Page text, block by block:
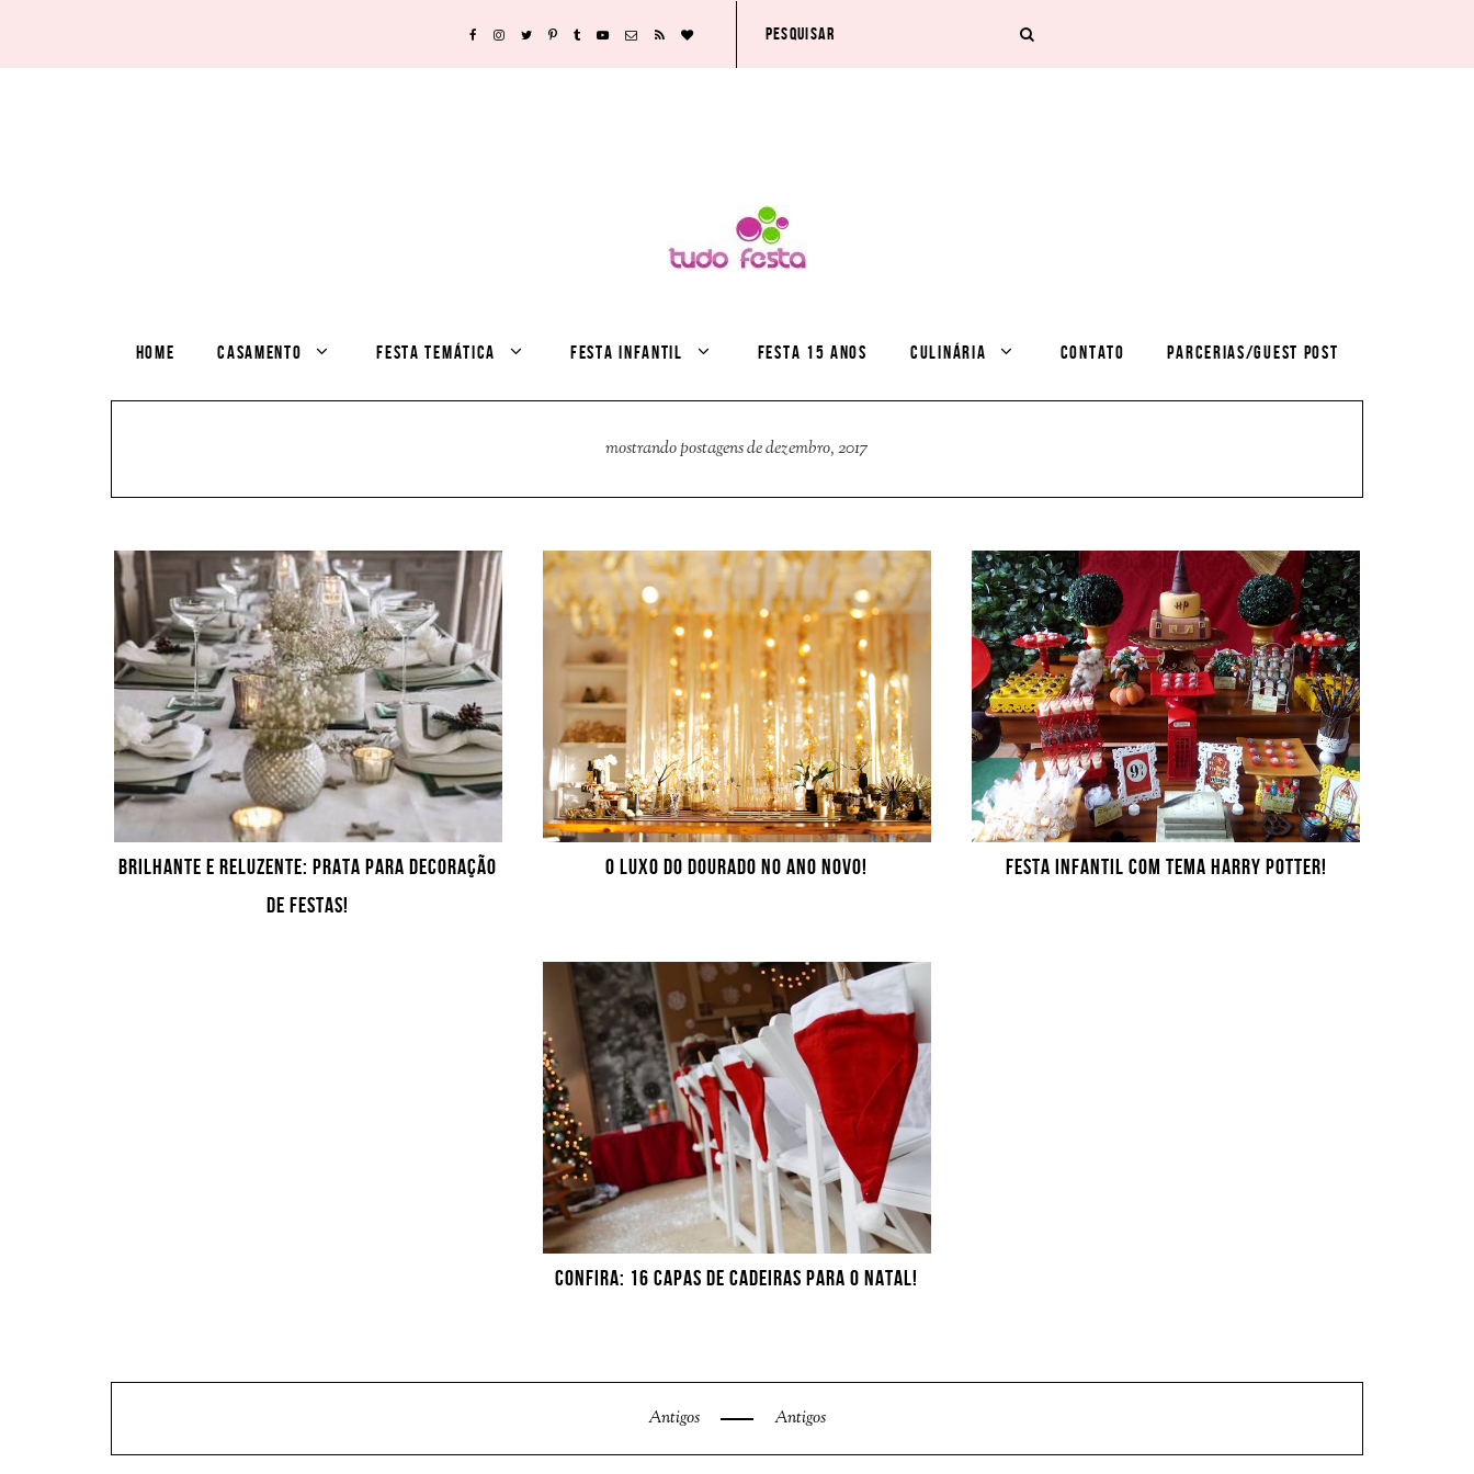
HOME CASAMENTO FESTA TEMÁTICA FESTA INFANTIL FESTA 15 ANOS CULINÁRIA CONTATO PARCERIAS/GUEST POST
mostrando postagens de dezembro, 2017
BRILHANTE E RELUZENTE: PRATA PARA DECORAÇÃO
DE FESTAS!
O LUXO DO DOURADO NO ANO NOVO! FESTA INFANTIL COM TEMA HARRY POTTER!
CONFIRA: 16 CAPAS DE CADEIRAS PARA O NATAL!
Antigos Antigos